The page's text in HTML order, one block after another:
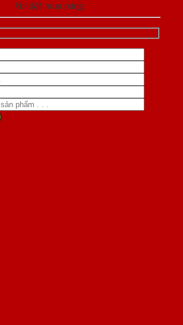
khi đặt mua hàng.